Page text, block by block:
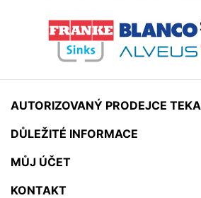
AUTORIZOVANÝ PRODEJCE TEKA
DŮLEŽITÉ INFORMACE
MŮJ ÚČET
KONTAKT